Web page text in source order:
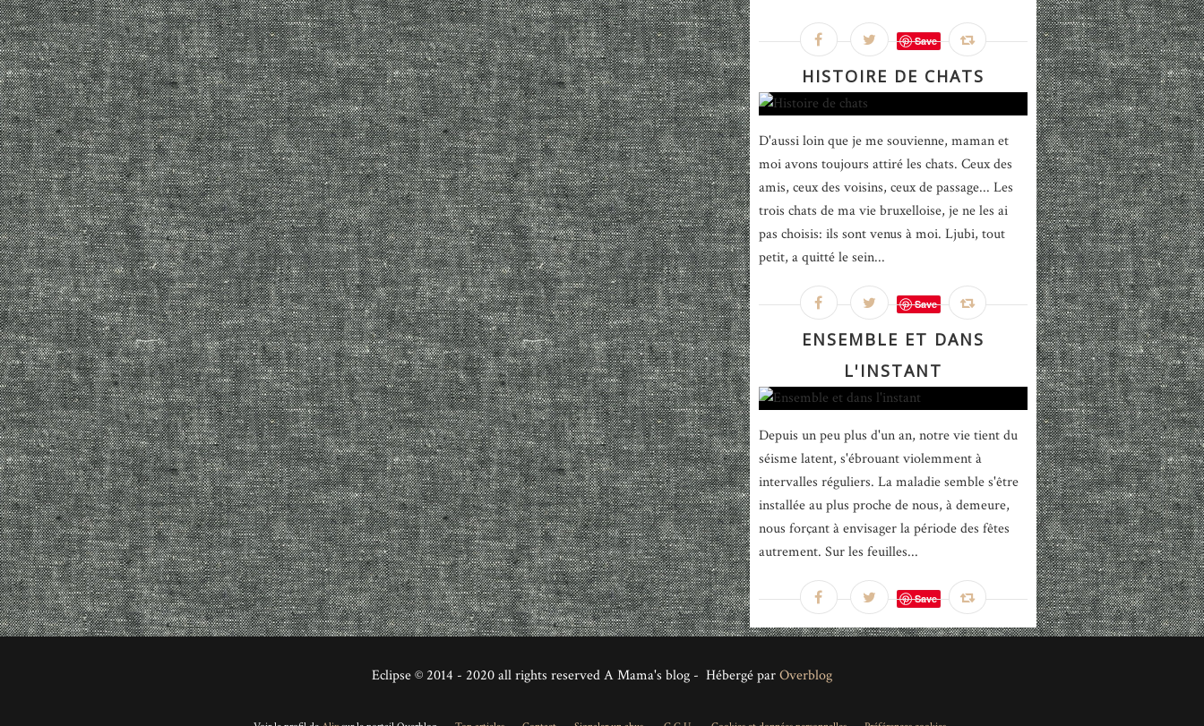
Save
HISTOIRE DE CHATS
D'aussi loin que je me souvienne, maman et
moi avons toujours attiré les chats. Ceux des
amis, ceux des voisins, ceux de passage... Les
trois chats de ma vie bruxelloise, je ne les ai
pas choisis: ils sont venus à moi. Ljubi, tout
petit, a quitté le sein...
Save
ENSEMBLE ET DANS
L'INSTANT
Depuis un peu plus d'un an, notre vie tient du
séisme latent, s'ébrouant violemment à
intervalles réguliers. La maladie semble s'être
installée au plus proche de nous, à demeure,
nous forçant à envisager la période des fêtes
autrement. Sur les feuilles...
Save
Eclipse © 2014 - 2020 all rights reserved A Mama's blog - Hébergé parOverblog